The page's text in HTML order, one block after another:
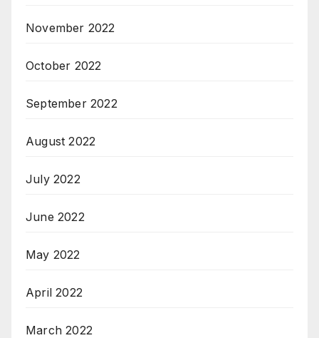
November 2022
October 2022
September 2022
August 2022
July 2022
June 2022
May 2022
April 2022
March 2022